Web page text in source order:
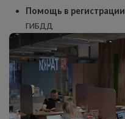
Помощь в регистрации
ГИБДД